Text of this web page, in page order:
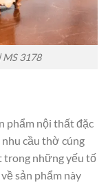
MS 3178
phẩm nội thất đặc
cầu thờ cúng
trong những yếu tố
sản phẩm này